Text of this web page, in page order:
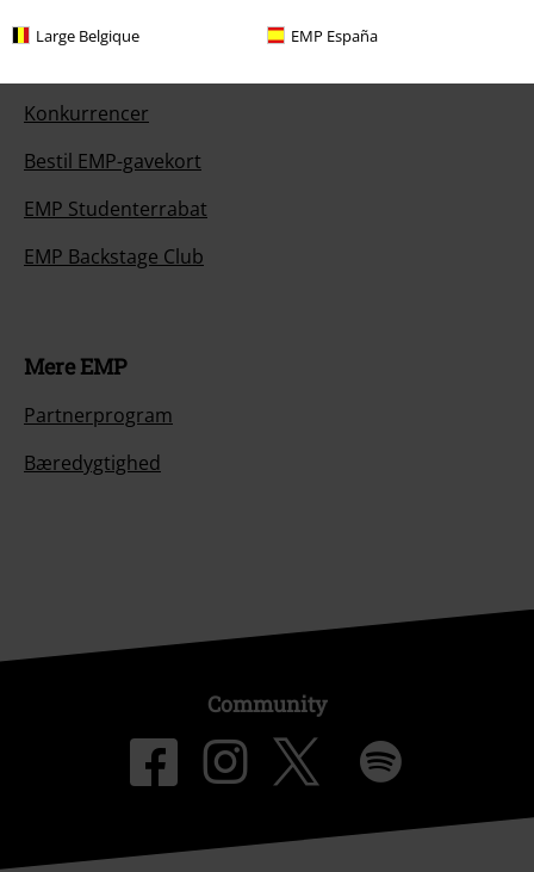
Large Belgique EMP España
Konkurrencer
Bestil EMP-gavekort
EMP Studenterrabat
EMP Backstage Club
Mere EMP
Partnerprogram
Bæredygtighed
Community